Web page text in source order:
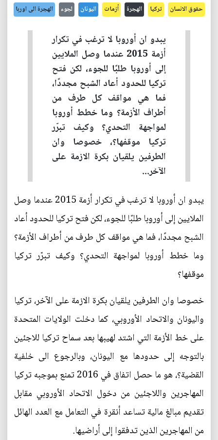
حقوق الانسان تركيا الهجرة أزمات اليونان لجوء الهجرة الى اوربا
يبدو ان أوروبا لا ترغب في تكرار
أزمة 2015 عندما وصل الملايين
إلى أوروبا طلبًا للجوء، لكن فتح
تركيا للحدود أعاد الشبح مجددًا،
فما هي مواقف كل طرف من
أطراف الأزمة؟ وما خطط أوروبا
لمواجهة التحدي؟ وكيف تبرّر
تركيا موقفها؟، خصوصا وان
الطرفين يلقيان بكرة الازمة على
الآخر...
يبدو ان أوروبا لا ترغب في تكرار أزمة 2015 عندما وصل
الملايين إلى أوروبا طلبًا للجوء، لكن فتح تركيا للحدود أعاد
الشبح مجددًا، فما هي مواقف كل طرف من أطراف الأزمة؟
وما خطط أوروبا لمواجهة التحدي؟ وكيف تبرّر تركيا
موقفها؟
خصوصا وان الطرفين يلقيان بكرة الازمة على الآخر، تركيا
واليونان والاتحاد الأوروبي، كما دخلت الولايات المتحدة
على خط الأزمة التي اشتد لهيبها بعد سماح تركيا للاجئين
بالتوجه إلى حدودها مع اليونان، وبالرجوع الى خلفية
القضية؟، هو ما حصل اتفاق في 2016 تمنع بموجبه تركيا
المهاجرين واللاجئين من دخول الاتحاد الأوروبي مقابل
تقديم مبالغ مالية تساعد أنقرة في التعامل مع العدد الهائل
من المهاجرين الذين تدفقوا إلى أراضيها.